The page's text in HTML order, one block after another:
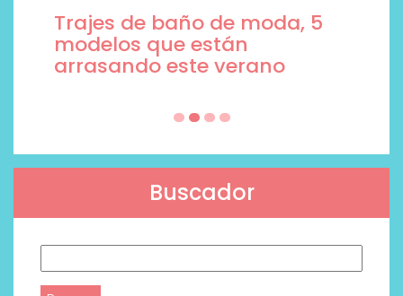
Trajes de baño de moda, 5
modelos que están
arrasando este verano
Buscador